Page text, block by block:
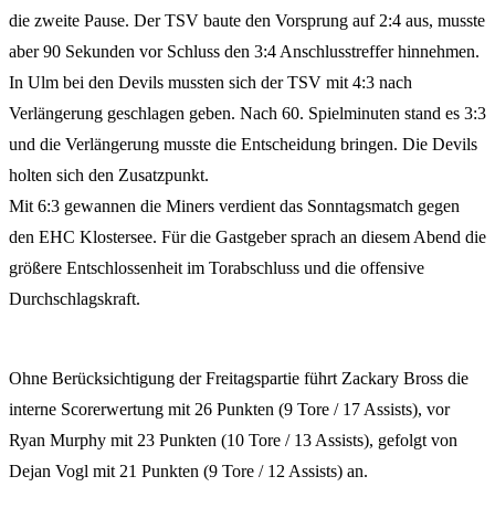
die zweite Pause. Der TSV baute den Vorsprung auf 2:4 aus, musste
aber 90 Sekunden vor Schluss den 3:4 Anschlusstreffer hinnehmen.
In Ulm bei den Devils mussten sich der TSV mit 4:3 nach
Verlängerung geschlagen geben. Nach 60. Spielminuten stand es 3:3
und die Verlängerung musste die Entscheidung bringen. Die Devils
holten sich den Zusatzpunkt.
Mit 6:3 gewannen die Miners verdient das Sonntagsmatch gegen
den EHC Klostersee. Für die Gastgeber sprach an diesem Abend die
größere Entschlossenheit im Torabschluss und die offensive
Durchschlagskraft.
Ohne Berücksichtigung der Freitagspartie führt Zackary Bross die
interne Scorerwertung mit 26 Punkten (9 Tore / 17 Assists), vor
Ryan Murphy mit 23 Punkten (10 Tore / 13 Assists), gefolgt von
Dejan Vogl mit 21 Punkten (9 Tore / 12 Assists) an.